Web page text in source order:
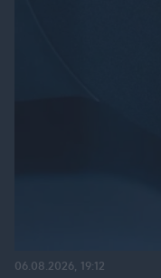
06.08.2026, 19:12